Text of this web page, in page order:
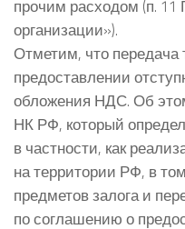
прочим расходом (п.
организации»).
Отметим, что
предоставлении
обложения НДС. Об
НК РФ, который
в частности, как
на территории РФ, в
предметов залога и
по соглашению о